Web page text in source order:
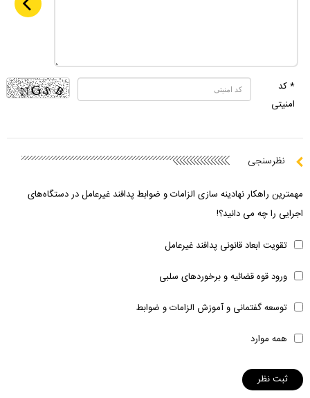
* کد
امنیتی
نظرسنجی
مهمترین راهکار نهادینه سازی الزامات و ضوابط پدافند غیرعامل در دستگاه‌های
اجرایی را چه می دانید؟!
تقویت ابعاد قانونی پدافند غیرعامل
ورود قوه قضائیه و برخوردهای سلبی
توسعه گفتمانی و آموزش الزامات و ضوابط
همه موارد